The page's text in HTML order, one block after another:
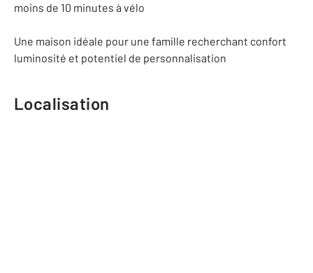
moins de 10 minutes à vélo
Une maison idéale pour une famille recherchant confort
luminosité et potentiel de personnalisation
Localisation